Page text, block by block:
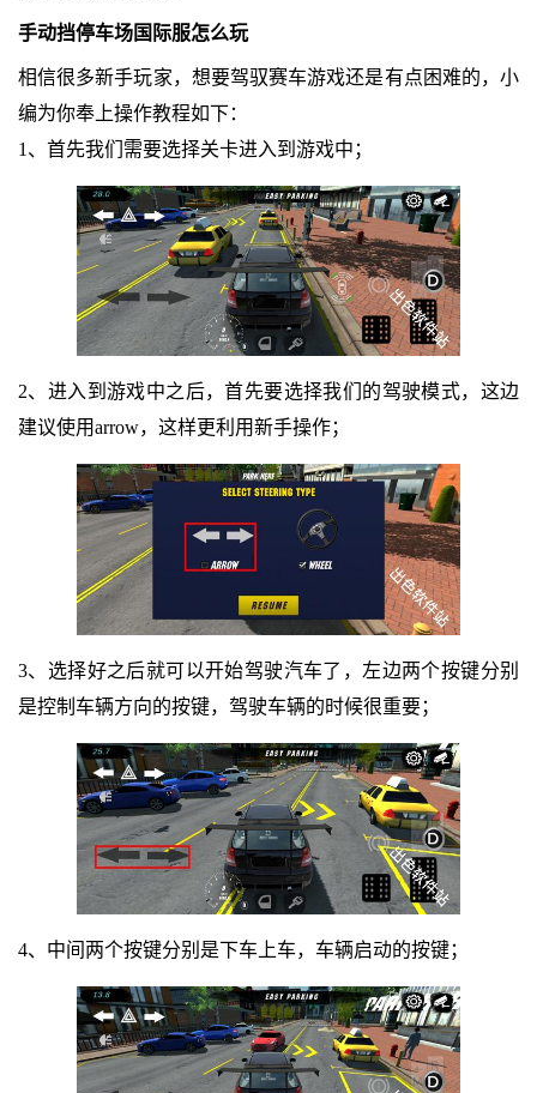
手动挡停车场国际服怎么玩
相信很多新手玩家，想要驾驭赛车游戏还是有点困难的，小
编为你奉上操作教程如下：
1、首先我们需要选择关卡进入到游戏中；
2、进入到游戏中之后，首先要选择我们的驾驶模式，这边
建议使用arrow，这样更利用新手操作；
3、选择好之后就可以开始驾驶汽车了，左边两个按键分别
是控制车辆方向的按键，驾驶车辆的时候很重要；
4、中间两个按键分别是下车上车，车辆启动的按键；